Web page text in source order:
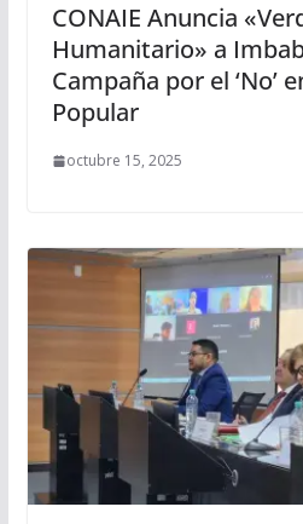
CONAIE Anuncia
Humanitario» a
Campaña por el ‘No’
Popular
octubre 15, 2025